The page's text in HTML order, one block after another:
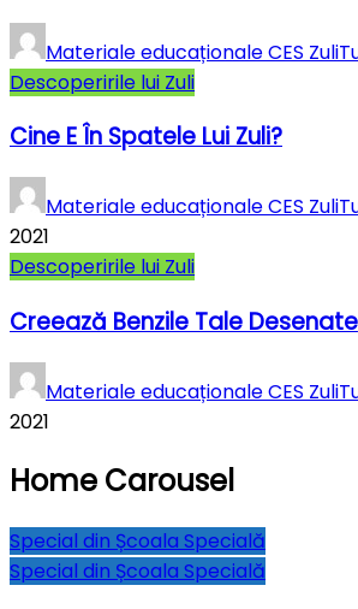
Materiale educaționale CES
Descoperirile lui Zuli
Cine E În Spatele Lui Zuli?
Materiale educaționale CES
2021
Descoperirile lui Zuli
Creează Benzile Tale Desenate
Materiale educaționale CES
2021
Home Carousel
Special din Școala Specială
Special din Școala Specială